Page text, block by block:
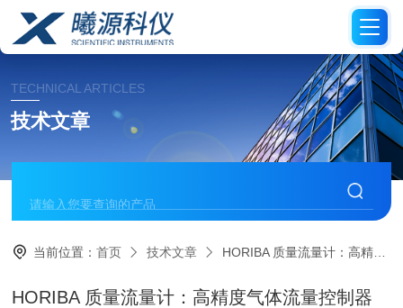
TECHNICAL ARTICLES
技术文章
当前位置：首页 技术文章 HORIBA 质量流量计：高精度气体流量控制器
HORIBA 质量流量计：高精度气体流量控制器